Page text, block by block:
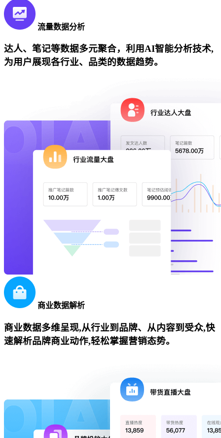
流量数据分析
达人、笔记等数据多元聚合，利用AI智能分析技术,
为用户展现各行业、品类的数据趋势。
商业数据解析
商业数据多维呈现,从行业到品牌、从内容到受众,快
速解析品牌商业动作,轻松掌握营销态势。